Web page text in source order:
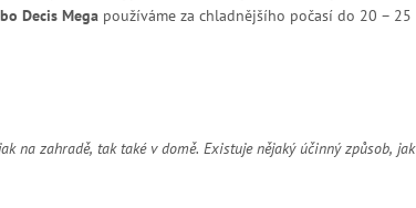
Decis Megapoužíváme za chladnějšího počasí do 20 – 25
na zahradě, tak také v domě. Existuje nějaký účinný způsob, jak